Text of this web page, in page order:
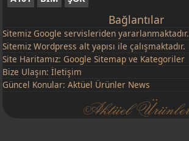
Bağlantılar
Sitemiz Google servisleriden yararlanmaktadır.
Sitemiz Wordpress alt yapısı ile çalışmaktadır.
Site Haritamız: Google Sitemap ve Kategoriler
Bize Ulaşın:İletişim
Güncel Konular:Aktüel Ürünler News